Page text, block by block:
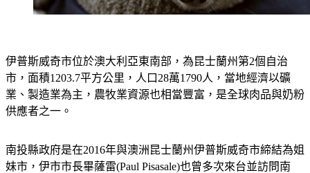
伊普斯威奇市位於澳大利亞東南部，為昆士蘭州第2個自治
市，面積1203.7平方公里，人口28萬1790人，當地經濟以礦
業、製造業為主，農牧業資源也相當豐富，是全球肉品與奶粉
供應者之一。
南投縣政府是在2016年與澳洲昆士蘭州伊普斯威奇市締結為姐
妹市，伊市市長畢薩雷(Paul Pisasale)也曾多次來台並訪問南